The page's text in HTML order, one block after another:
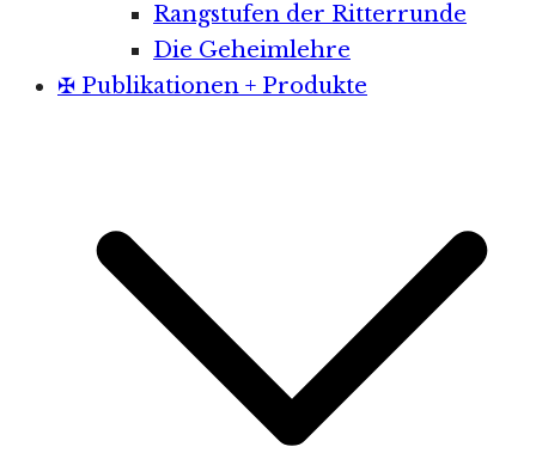
Rangstufen der Ritterrunde
Die Geheimlehre
✠ Publikationen + Produkte